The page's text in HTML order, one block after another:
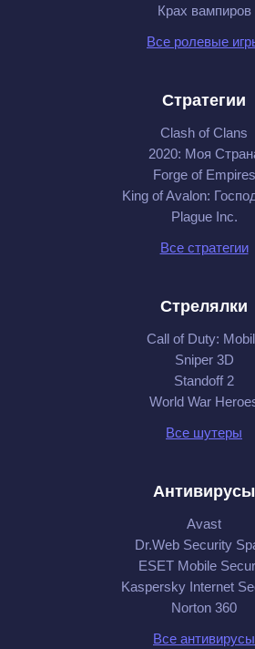
Крах вампиров
Все ролевые
Стратегии
Clash of Clans
2020: Моя
Forge of Empires
King of Avalon:
Plague Inc.
Все стратегии
Стрелялки
Call of Duty:
Sniper 3D
Standoff 2
World War
Все шутеры
Антивирусы
Avast
Dr.Web Security
ESET Mobile
Kaspersky Internet
Norton 360
Все антивирусы